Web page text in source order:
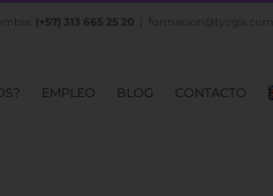
(+57) 313 665 25 20 formacion@tycgis.com
EMPLEO BLOG CONTACTO